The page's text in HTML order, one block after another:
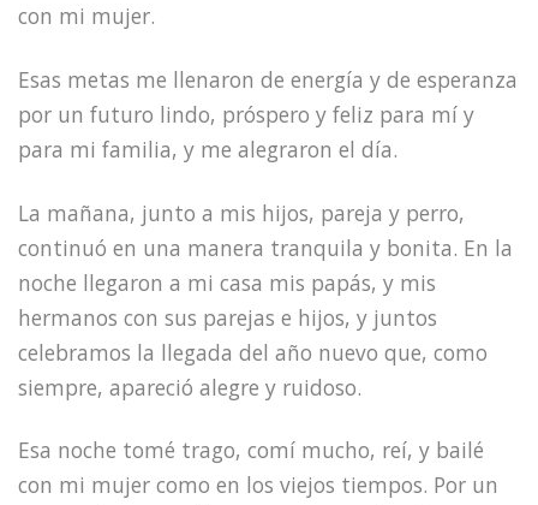
con mi mujer.
Esas metas me llenaron de energía y de esperanza
por un futuro lindo, próspero y feliz para mí y
para mi familia, y me alegraron el día.
La mañana, junto a mis hijos, pareja y perro,
continuó en una manera tranquila y bonita. En la
noche llegaron a mi casa mis papás, y mis
hermanos con sus parejas e hijos, y juntos
celebramos la llegada del año nuevo que, como
siempre, apareció alegre y ruidoso.
Esa noche tomé trago, comí mucho, reí, y bailé
con mi mujer como en los viejos tiempos. Por un